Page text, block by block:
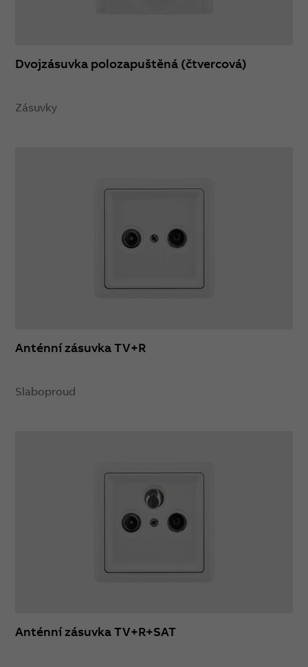
Dvojzásuvka polozapuštěná (čtvercová)
Zásuvky
Anténní zásuvka TV+R
Slaboproud
Anténní zásuvka TV+R+SAT